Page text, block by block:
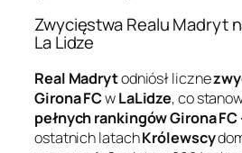
Zwycięstwa Realu Madryt
La Lidze
Real Madrytodniósł liczne
Girona FCwLaLidze, co
pełnych rankingów Girona
ostatnich latachKrólewscy